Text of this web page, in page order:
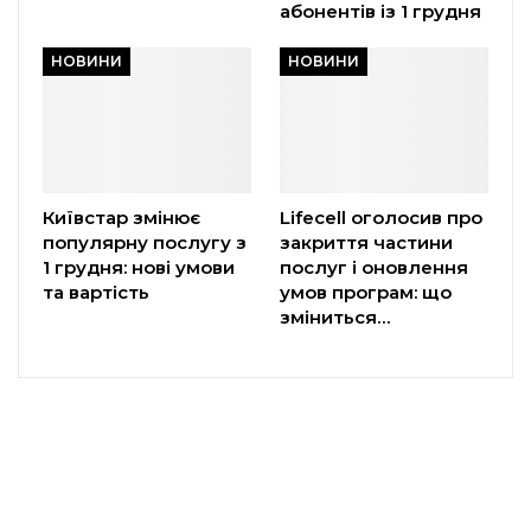
абонентів із 1 грудня
НОВИНИ
Київстар змінює
популярну послугу з
1 грудня: нові умови
та вартість
НОВИНИ
Lifecell оголосив про
закриття частини
послуг і оновлення
умов програм: що
зміниться…